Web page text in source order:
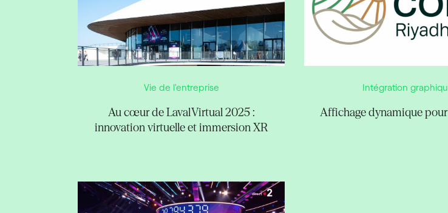
Vie de l'entreprise
Au cœur de Laval Virtual 2025 :
innovation virtuelle et immersion XR
Intégration
Affichage dynamique pour